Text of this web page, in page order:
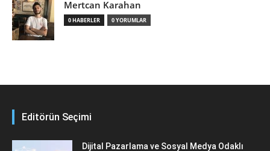
Mertcan Karahan
0 HABERLER 0 YORUMLAR
Editörün Seçimi
Dijital Pazarlama ve Sosyal Medya Odaklı